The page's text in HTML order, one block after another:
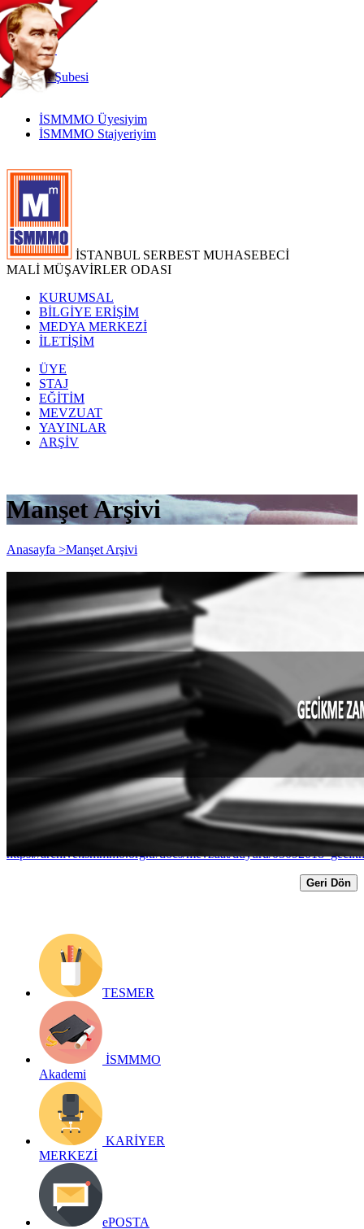
TR
|
EN
İnternetŞubesi
İSMMMO Üyesiyim
İSMMMO Stajyeriyim
İSTANBUL SERBEST MUHASEBECİ
MALİ MÜŞAVİRLER ODASI
KURUMSAL
BİLGİYE ERİŞİM
MEDYA MERKEZİ
İLETİŞİM
ÜYE
STAJ
EĞİTİM
MEVZUAT
YAYINLAR
ARŞİV
Manşet Arşivi
Anasayfa >Manşet Arşivi
Gecikme Zammı - Gecikme Faizi ve
Pişmanlık Zammı Oranı artırıldı. Aylık
%2 olarak uygulanacak...
Yayın Tarihi: 5 Eylül 2018
Detay bilgiler:
https://archive.ismmmo.org.tr/docs/mevzuat/duyuru/
Geri Dön
TESMER
İSMMMO
Akademi
KARİYER
MERKEZİ
ePOSTA